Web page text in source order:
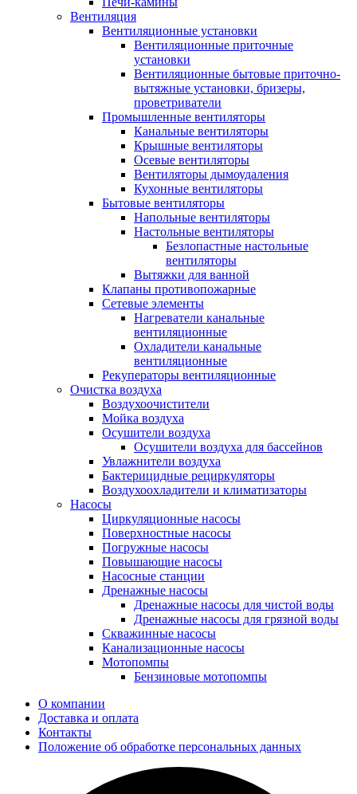
Вентиляция
Вентиляционные установки
Вентиляционные приточные
установки
Вентиляционные бытовые приточно-
вытяжные установки, бризеры,
проветриватели
Промышленные вентиляторы
Канальные вентиляторы
Крышные вентиляторы
Осевые вентиляторы
Вентиляторы дымоудаления
Кухонные вентиляторы
Бытовые вентиляторы
Напольные вентиляторы
Настольные вентиляторы
Безлопастные настольные
вентиляторы
Вытяжки для ванной
Клапаны противопожарные
Сетевые элементы
Нагреватели канальные
вентиляционные
Охладители канальные
вентиляционные
Рекуператоры вентиляционные
Очистка воздуха
Воздухоочистители
Мойка воздуха
Осушители воздуха
Осушители воздуха для бассейнов
Увлажнители воздуха
Бактерицидные рециркуляторы
Воздухоохладители и климатизаторы
Насосы
Циркуляционные насосы
Поверхностные насосы
Погружные насосы
Повышающие насосы
Насосные станции
Дренажные насосы
Дренажные насосы для чистой воды
Дренажные насосы для грязной воды
Скважинные насосы
Канализационные насосы
Мотопомпы
Бензиновые мотопомпы
О компании
Доставка и оплата
Контакты
Положение об обработке персональных данных